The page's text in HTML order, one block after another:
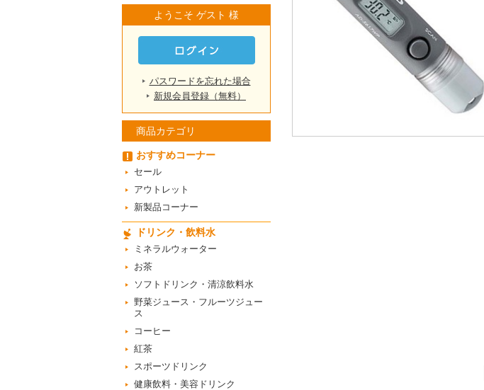
ようこそ ゲスト 様
パスワードを忘れた場合
新規会員登録（無料）
商品カテゴリ
おすすめコーナー
セール
アウトレット
新製品コーナー
ドリンク・飲料水
ミネラルウォーター
お茶
ソフトドリンク・清涼飲料水
野菜ジュース・フルーツジュー
ス
コーヒー
紅茶
スポーツドリンク
健康飲料・美容ドリンク